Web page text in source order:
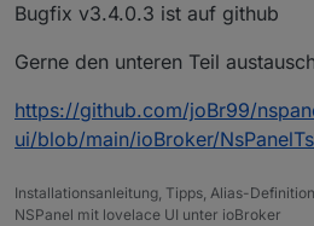
Bugfix v3.4.0.3 ist auf github
Gerne den unteren Teil
https://github.com/joBr99/
ui/blob/main/ioBroker/
Installationsanleitung, Tipps, Alias-
NSPanel mit lovelace UI unter ioBroker